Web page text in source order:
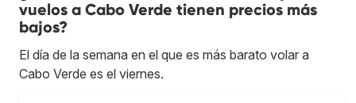
vuelos a Cabo Verde tienen precios más
bajos?
El día de la semana en el que es más barato volar a
Cabo Verde es el viernes.